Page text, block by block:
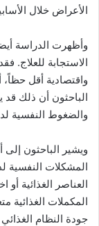
الأعراض خلال
وأظهرت الدراسة
الاستجابة للعلاج.
واقتصادية أقل حظاً،
الباحثون أن ذلك قد
والضغوط النفسية
ويشير الباحثون إلى
المشكلات النفسية
العناصر الغذائية أو
المكملات الغذائية
جودة النظام